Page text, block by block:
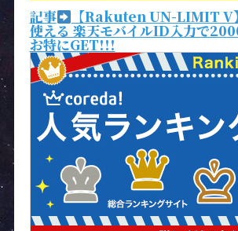
記事 【Rakuten UN-LIMIT V
使える 楽天モバイルID入力で
お特にGET!!!